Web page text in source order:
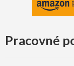
Pracovné